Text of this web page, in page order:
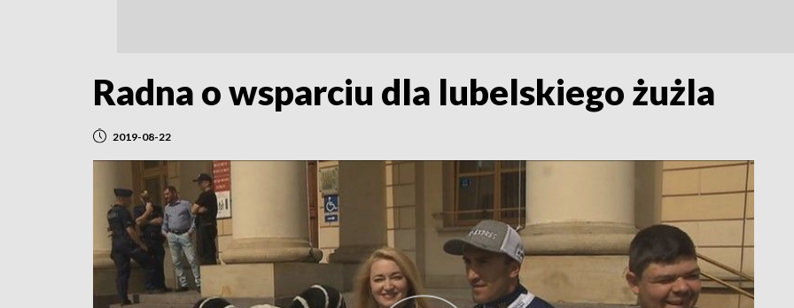
Radna o wsparciu dla lubelskiego żużla
2019-08-22